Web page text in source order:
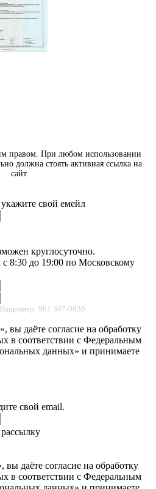
правом. При любом использовании
должна стоять активная ссылка на
сайт.
свой емейл
круглосуточно.
8:30 до 19:00 по Московскому
Например: 961 307-0030
вы даёте согласие на обработку
в соответствии с Федеральным
данных» и принимаете
свой email.
даёте согласие на обработку
в соответствии с Федеральным